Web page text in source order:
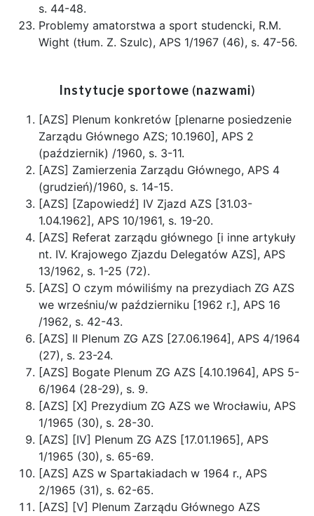
s. 44-48.
Problemy amatorstwa a sport studencki, R.M.
Wight (tłum. Z. Szulc), APS 1/1967 (46), s. 47-56.
Instytucje sportowe (nazwami)
[AZS] Plenum konkretów [plenarne posiedzenie
Zarządu Głównego AZS; 10.1960], APS 2
(październik) /1960, s. 3-11.
[AZS] Zamierzenia Zarządu Głównego, APS 4
(grudzień)/1960, s. 14-15.
[AZS] [Zapowiedź] IV Zjazd AZS [31.03-
1.04.1962], APS 10/1961, s. 19-20.
[AZS] Referat zarządu głównego [i inne artykuły
nt. IV. Krajowego Zjazdu Delegatów AZS], APS
13/1962, s. 1-25 (72).
[AZS] O czym mówiliśmy na prezydiach ZG AZS
we wrześniu/w październiku [1962 r.], APS 16
/1962, s. 42-43.
[AZS] II Plenum ZG AZS [27.06.1964], APS 4/1964
(27), s. 23-24.
[AZS] Bogate Plenum ZG AZS [4.10.1964], APS 5-
6/1964 (28-29), s. 9.
[AZS] [X] Prezydium ZG AZS we Wrocławiu, APS
1/1965 (30), s. 28-30.
[AZS] [IV] Plenum ZG AZS [17.01.1965], APS
1/1965 (30), s. 65-69.
[AZS] AZS w Spartakiadach w 1964 r., APS
2/1965 (31), s. 62-65.
[AZS] [V] Plenum Zarządu Głównego AZS